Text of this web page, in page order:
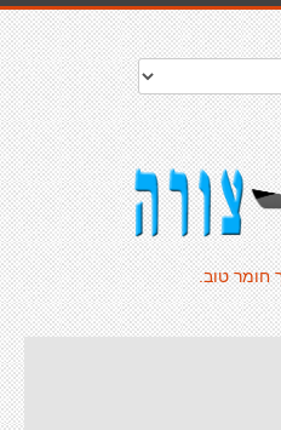
חומר טוב.